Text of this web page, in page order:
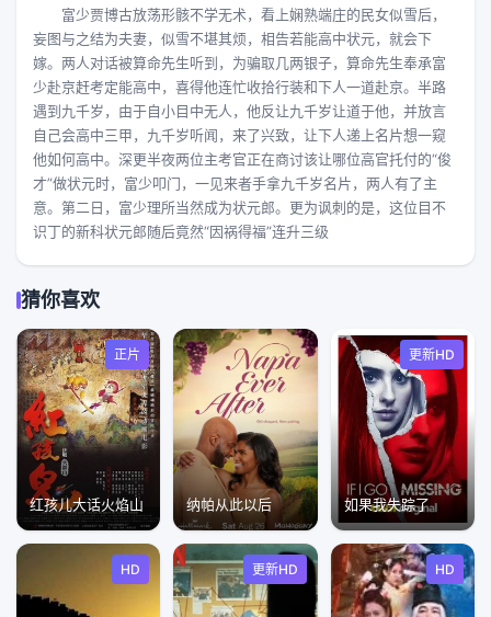
富少贾博古放荡形骸不学无术，看上娴熟端庄的民女似雪后，
妄图与之结为夫妻，似雪不堪其烦，相告若能高中状元，就会下
嫁。两人对话被算命先生听到，为骗取几两银子，算命先生奉承富
少赴京赶考定能高中，喜得他连忙收拾行装和下人一道赴京。半路
遇到九千岁，由于自小目中无人，他反让九千岁让道于他，并放言
自己会高中三甲，九千岁听闻，来了兴致，让下人递上名片想一窥
他如何高中。深更半夜两位主考官正在商讨该让哪位高官托付的“俊
才”做状元时，富少叩门，一见来者手拿九千岁名片，两人有了主
意。第二日，富少理所当然成为状元郎。更为讽刺的是，这位目不
识丁的新科状元郎随后竟然“因祸得福”连升三级
猜你喜欢
正片
红孩儿大话火焰山 纳帕从此以后
更新HD
如果我失踪了
HD 更新HD HD